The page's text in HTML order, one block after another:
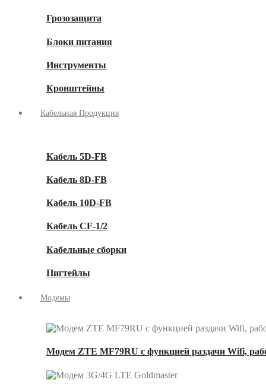
Грозозащита
Блоки питания
Инструменты
Кронштейны
Кабельная Продукция
Кабель 5D-FB
Кабель 8D-FB
Кабель 10D-FB
Кабель CF-1/2
Кабельные сборки
Пигтейлы
Модемы
Модем ZTE MF79RU с функцией раздачи Wifi,